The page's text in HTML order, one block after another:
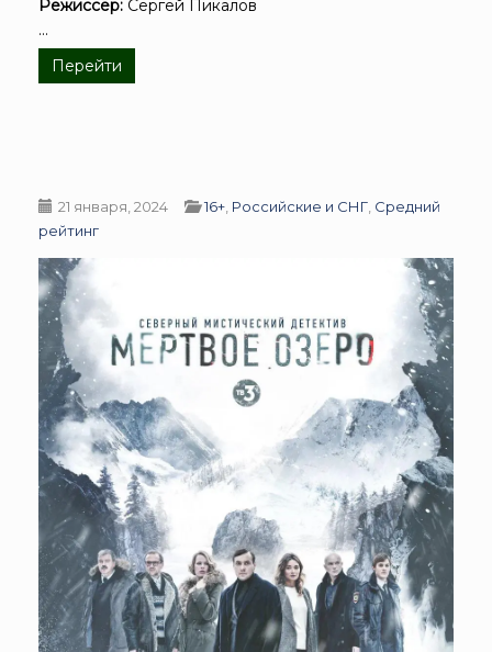
Режиссёр: Сергей Пикалов
...
Перейти
21 января, 2024 16+ Российские и СНГ Средний
рейтинг